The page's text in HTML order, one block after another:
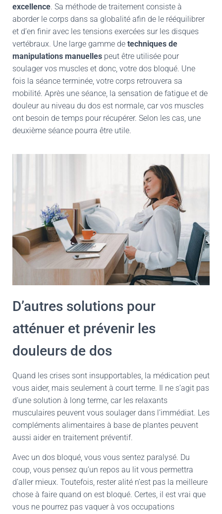
excellence. Sa méthode de traitement consiste à
aborder le corps dans sa globalité afin de le rééquilibrer
et d’en finir avec les tensions exercées sur les disques
vertébraux. Une large gamme de techniques de
manipulations manuelles peut être utilisée pour
soulager vos muscles et donc, votre dos bloqué. Une
fois la séance terminée, votre corps retrouvera sa
mobilité. Après une séance, la sensation de fatigue et de
douleur au niveau du dos est normale, car vos muscles
ont besoin de temps pour récupérer. Selon les cas, une
deuxième séance pourra être utile.
D’autres solutions pour
atténuer et prévenir les
douleurs de dos
Quand les crises sont insupportables, la médication peut
vous aider, mais seulement à court terme. Il ne s’agit pas
d’une solution à long terme, car les relaxants
musculaires peuvent vous soulager dans l’immédiat. Les
compléments alimentaires à base de plantes peuvent
aussi aider en traitement préventif.
Avec un dos bloqué, vous vous sentez paralysé. Du
coup, vous pensez qu’un repos au lit vous permettra
d’aller mieux. Toutefois, rester alité n’est pas la meilleure
chose à faire quand on est bloqué. Certes, il est vrai que
vous ne pourrez pas vaquer à vos occupations